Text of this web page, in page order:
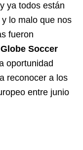
ya todos están
lo malo que nos
fueron
Globe Soccer
oportunidad
reconocer a los
entre junio